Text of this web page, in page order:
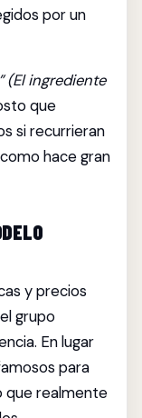
por un
(El ingrediente
que
si recurrieran
hace gran
y precios
grupo
En lugar
para
que realmente